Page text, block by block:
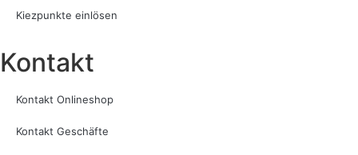
Kiezpunkte einlösen
Kontakt​
Kontakt Onlineshop
Kontakt Geschäfte